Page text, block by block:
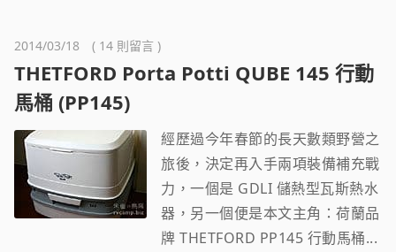
2014/03/18 ( 14 則留言 )
THETFORD Porta Potti QUBE 145 行動
馬桶 (PP145)
經歷過今年春節的長天數類野營之
旅後，決定再入手兩項裝備補充戰
力，一個是 GDLI 儲熱型瓦斯熱水
器，另一個便是本文主角：荷蘭品
牌 THETFORD PP145 行動馬桶...